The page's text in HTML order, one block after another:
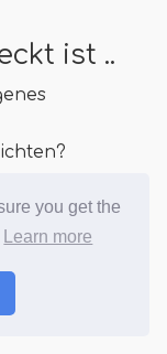
you get the
Learn more
ist ..
keinen
Raum zu
wie lange